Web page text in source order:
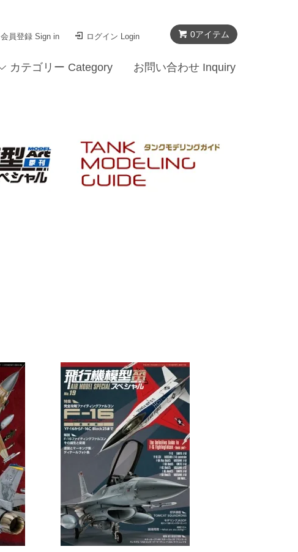
0アイテム
会員登録 Sign in ログイン Login
カテゴリー Category お問い合わせ Inquiry